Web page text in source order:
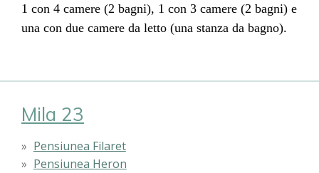
1 con 4 camere (2 bagni), 1 con 3 camere (2 bagni) e
una con due camere da letto (una stanza da bagno).
Mila 23
Pensiunea Filaret
Pensiunea Heron